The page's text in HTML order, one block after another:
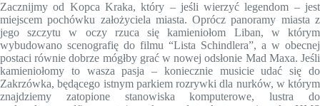
Zacznijmy od Kopca Kraka, który – jeśli wierzyć legendom – jest
miejscem pochówku założyciela miasta. Oprócz panoramy miasta z
jego szczytu w oczy rzuca się kamieniołom Liban, w którym
wybudowano scenografię do filmu “Lista Schindlera”, a w obecnej
postaci równie dobrze mógłby grać w nowej odsłonie Mad Maxa. Jeśli
kamieniołomy to wasza pasja – koniecznie musicie udać się do
Zakrzówka, będącego istnym parkiem rozrywki dla nurków, w którym
znajdziemy zatopione stanowiska komputerowe, lustra do